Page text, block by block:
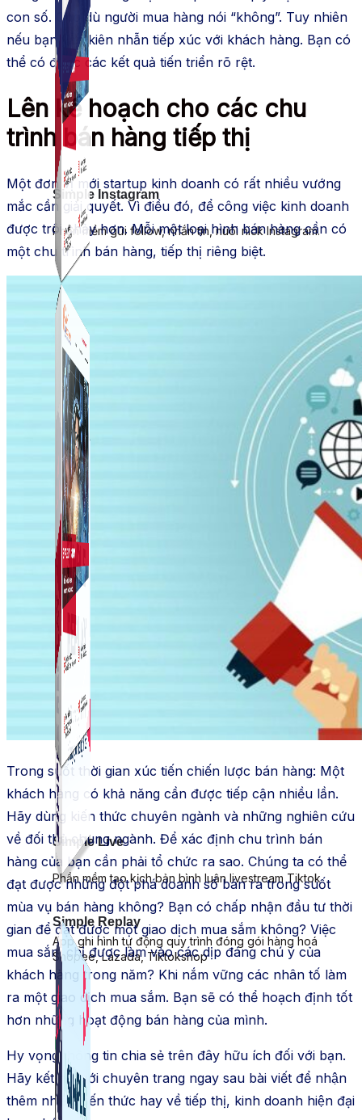
Simple Live
Phần mềm tạo kịch bản bình luận livestream Tiktok
Simple Replay
App ghi hình tự động quy trình đóng gói hàng hoá
Shopee, Lazada, Tiktokshop
Simple Instagram
Phần mềm gửi follow, nhắn tin, nuôi nick Instagram.
Simple Live
Phần mềm tạo kịch bản bình luận livestream Tiktok
con số. Cho dù người mua hàng nói “không”. Tuy nhiên
nếu bạn vẫn kiên nhẫn tiếp xúc với khách hàng. Bạn có
thể có được các kết quả tiến triển rõ rệt.
Lên kế hoạch cho các chu
trình bán hàng tiếp thị
Một đơn vị mới startup kinh doanh có rất nhiều vướng
mắc cần giải quyết. Vì điều đó, để công việc kinh doanh
được trôi chảy hơn. Mỗi một loại hình bán hàng cần có
một chu trình bán hàng, tiếp thị riêng biệt.
Trong suốt thời gian xúc tiến chiến lược bán hàng: Một
khách hàng có khả năng cần được tiếp cận nhiều lần.
Hãy dùng kiến thức chuyên ngành và những nghiên cứu
về đối thủ chung ngành. Để xác định chu trình bán
hàng của bạn cần phải tổ chức ra sao. Chúng ta có thể
đạt được những đột phá doanh số bán ra trong suốt
mùa vụ bán hàng không? Bạn có chấp nhận đầu tư thời
gian để đạt được một giao dịch mua sắm không? Việc
mua sắm chỉ được làm vào các dịp đáng chú ý của
khách hàng trong năm? Khi nắm vững các nhân tố làm
ra một giao dịch mua sắm. Bạn sẽ có thể hoạch định tốt
hơn những hoạt động bán hàng của mình.
Hy vọng thông tin chia sẻ trên đây hữu ích đối với bạn.
Hãy kết nối với chuyên trang ngay sau bài viết để nhận
thêm nhiều kiến thức hay về tiếp thị, kinh doanh hiện đại